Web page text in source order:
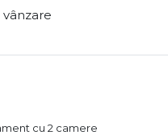
cu 2 camere